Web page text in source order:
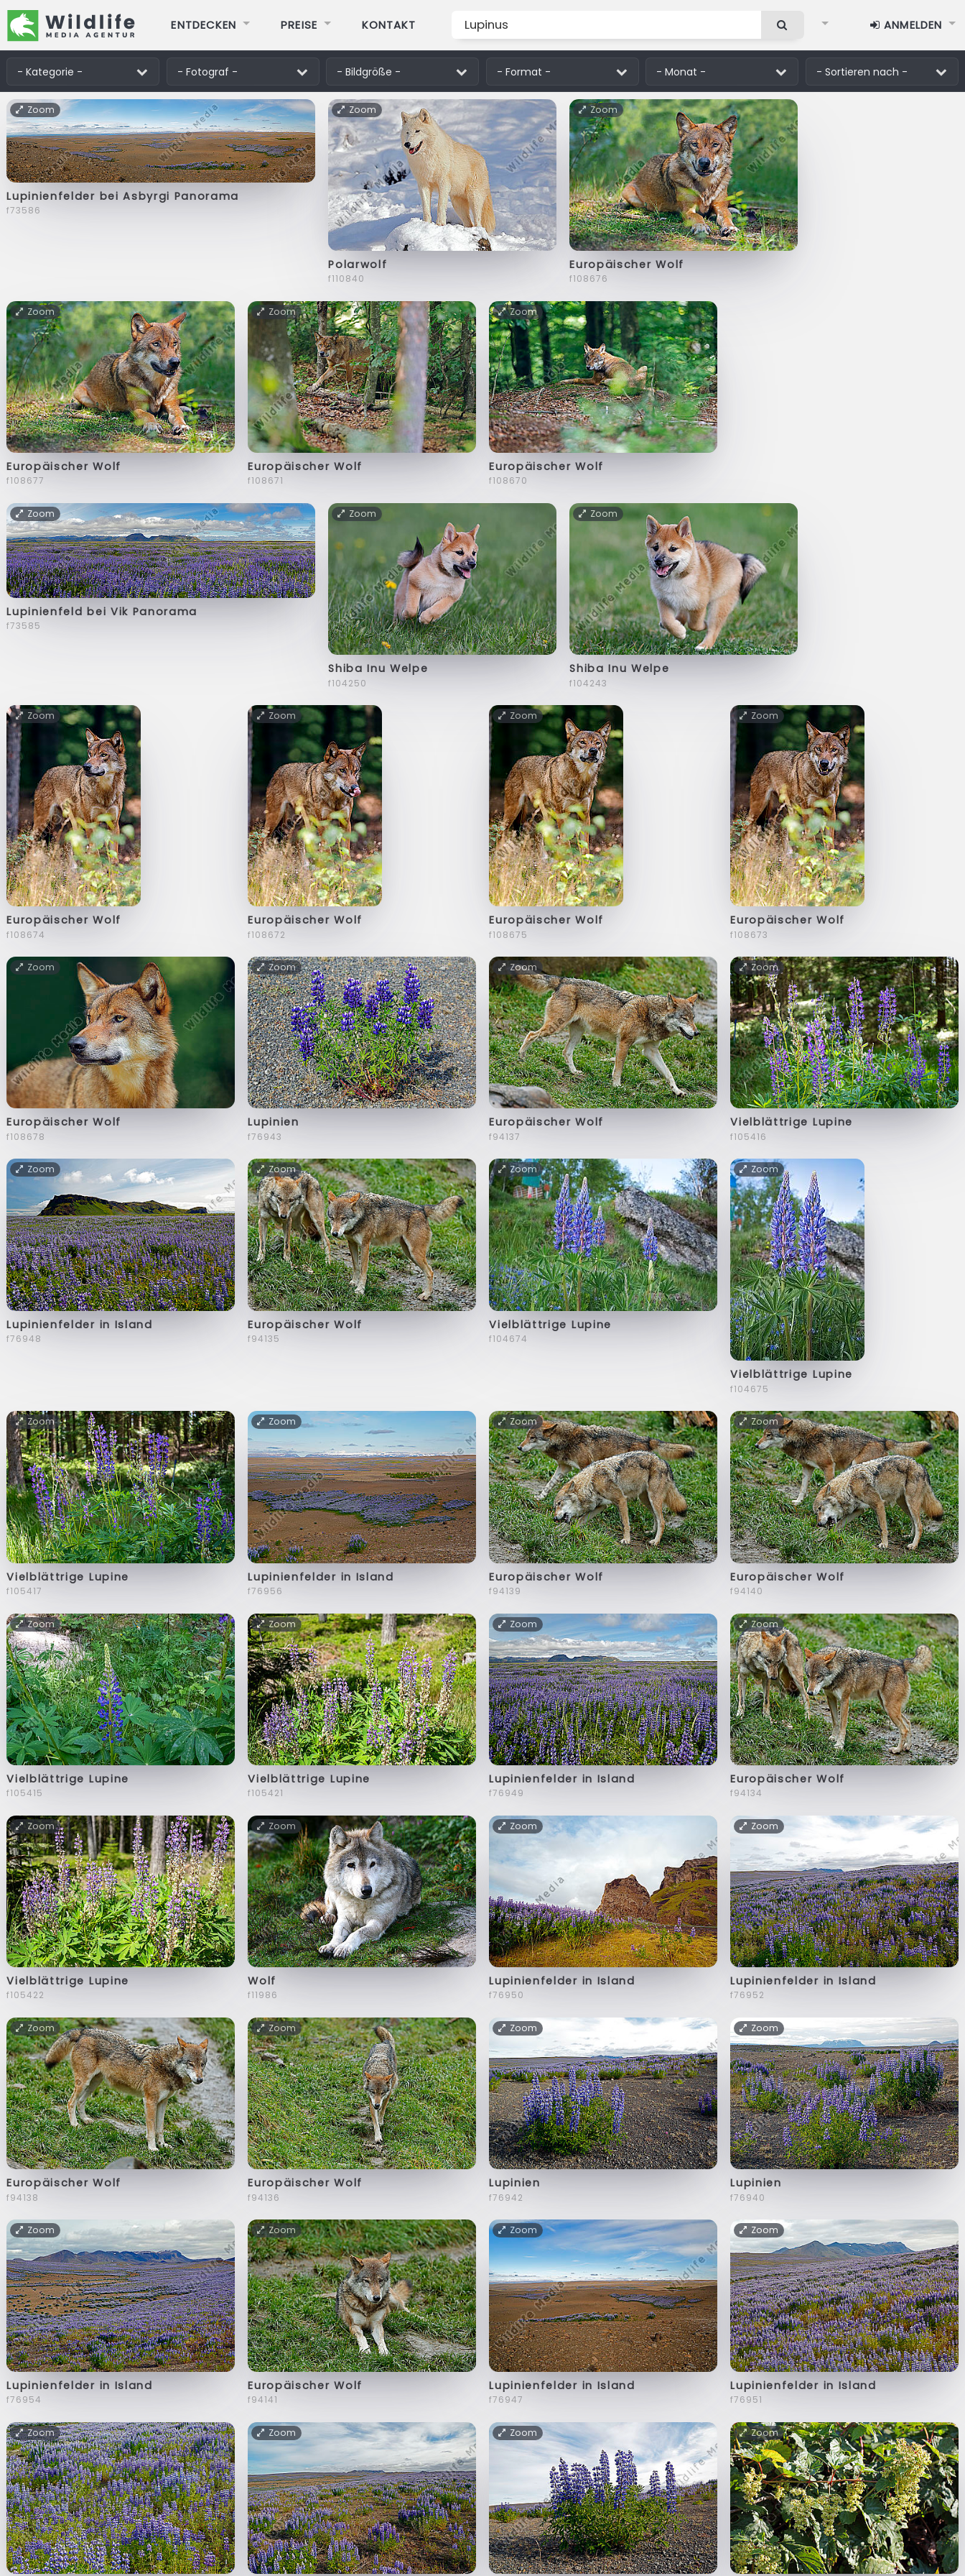
ENTDECKEN PREISE KONTAKT ANMELDEN
Zoom
Lupinienfelder bei Asbyrgi Panorama
f73586
Zoom
Polarwolf
f110840
Zoom
Europäischer Wolf
f108676
Zoom
Europäischer Wolf
f108677
Zoom
Europäischer Wolf
f108671
Zoom
Europäischer Wolf
f108670
Zoom
Lupinienfeld bei Vik Panorama
f73585
Zoom
Shiba Inu Welpe
f104250
Zoom
Shiba Inu Welpe
f104243
Zoom
Europäischer Wolf
f108674
Zoom
Europäischer Wolf
f108672
Zoom
Europäischer Wolf
f108675
Zoom
Europäischer Wolf
f108673
Zoom
Europäischer Wolf
f108678
Zoom
Lupinien
f76943
Zoom
Europäischer Wolf
f94137
Zoom
Vielblättrige Lupine
f105416
Zoom
Lupinienfelder in Island
f76948
Zoom
Europäischer Wolf
f94135
Zoom
Vielblättrige Lupine
f104674
Zoom
Vielblättrige Lupine
f104675
Zoom
Vielblättrige Lupine
f105417
Zoom
Lupinienfelder in Island
f76956
Zoom
Europäischer Wolf
f94139
Zoom
Europäischer Wolf
f94140
Zoom
Vielblättrige Lupine
f105415
Zoom
Vielblättrige Lupine
f105421
Zoom
Lupinienfelder in Island
f76949
Zoom
Europäischer Wolf
f94134
Zoom
Vielblättrige Lupine
f105422
Zoom
Wolf
f11986
Zoom
Lupinienfelder in Island
f76950
Zoom
Lupinienfelder in Island
f76952
Zoom
Europäischer Wolf
f94138
Zoom
Europäischer Wolf
f94136
Zoom
Lupinien
f76942
Zoom
Lupinien
f76940
Zoom
Lupinienfelder in Island
f76954
Zoom
Europäischer Wolf
f94141
Zoom
Lupinienfelder in Island
f76947
Zoom
Lupinienfelder in Island
f76951
Zoom Zoom Zoom Zoom